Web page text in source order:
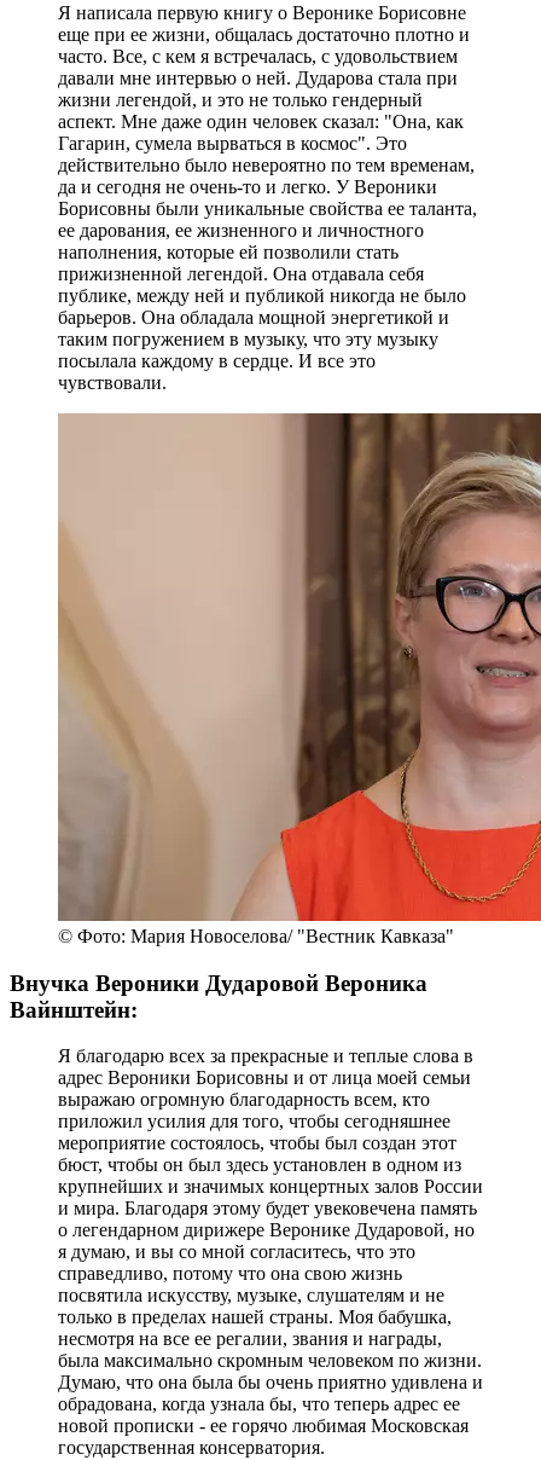
Я написала первую книгу о Веронике Борисовне
еще при ее жизни, общалась достаточно плотно и
часто. Все, с кем я встречалась, с удовольствием
давали мне интервью о ней. Дударова стала при
жизни легендой, и это не только гендерный
аспект. Мне даже один человек сказал: "Она, как
Гагарин, сумела вырваться в космос". Это
действительно было невероятно по тем временам,
да и сегодня не очень-то и легко. У Вероники
Борисовны были уникальные свойства ее таланта,
ее дарования, ее жизненного и личностного
наполнения, которые ей позволили стать
прижизненной легендой. Она отдавала себя
публике, между ней и публикой никогда не было
барьеров. Она обладала мощной энергетикой и
таким погружением в музыку, что эту музыку
посылала каждому в сердце. И все это
чувствовали.
© Фото: Мария Новоселова/ "Вестник Кавказа"
Внучка Вероники Дударовой Вероника
Вайнштейн:
Я благодарю всех за прекрасные и теплые слова в
адрес Вероники Борисовны и от лица моей семьи
выражаю огромную благодарность всем, кто
приложил усилия для того, чтобы сегодняшнее
мероприятие состоялось, чтобы был создан этот
бюст, чтобы он был здесь установлен в одном из
крупнейших и значимых концертных залов России
и мира. Благодаря этому будет увековечена память
о легендарном дирижере Веронике Дударовой, но
я думаю, и вы со мной согласитесь, что это
справедливо, потому что она свою жизнь
посвятила искусству, музыке, слушателям и не
только в пределах нашей страны. Моя бабушка,
несмотря на все ее регалии, звания и награды,
была максимально скромным человеком по жизни.
Думаю, что она была бы очень приятно удивлена и
обрадована, когда узнала бы, что теперь адрес ее
новой прописки - ее горячо любимая Московская
государственная консерватория.